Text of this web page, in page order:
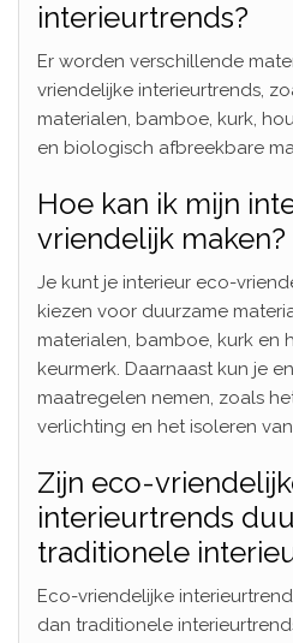
interieurtrends?
Er worden verschillende
vriendelijke interieurtrends,
materialen, bamboe, kurk,
en biologisch afbreekbare
Hoe kan ik mijn
vriendelijk maken?
Je kunt je interieur eco-
kiezen voor duurzame
materialen, bamboe, kurk en
keurmerk. Daarnaast kun je
maatregelen nemen, zoals
verlichting en het isoleren van
Zijn eco-
interieurtrends
traditionele
Eco-vriendelijke
dan traditionele